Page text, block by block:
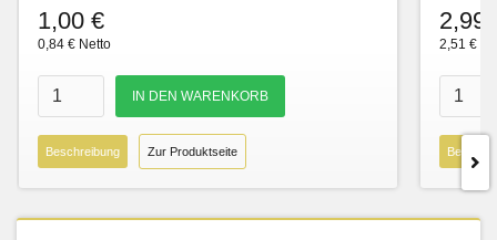
1,00 €
0,84 € Netto
Beschreibung Zur Produktseite
2,99
2,51 €